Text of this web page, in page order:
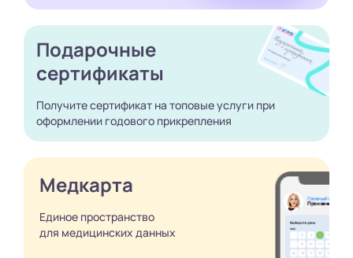
Подарочные
сертификаты
Получите сертификат на топовые услуги при
оформлении годового прикрепления
Медкарта
Единое пространство
для медицинских данных